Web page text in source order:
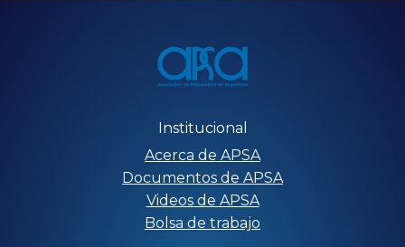
Institucional
Acerca de APSA
Documentos de APSA
Videos de APSA
Bolsa de trabajo